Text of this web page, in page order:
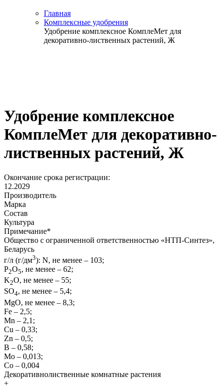
Главная
Комплексные удобрения
Удобрение комплексное КомплеМет для
декоративно-лиственных растений, Ж
Удобрение комплексное
КомплеМет для декоративно-
лиственных растений, Ж
Окончание срока регистрации:
12.2029
Производитель
Марка
Состав
Культура
Примечание*
Общество с ограниченной ответственностью «НТП-Синтез»,
Беларусь
г/л (г/дм3): N, не менее – 103;
P2O5, не менее – 62;
K2O, не менее – 55;
SО4, не менее – 5,4;
MgO, не менее – 8,3;
Fe – 2,5;
Mn – 2,1;
Cu – 0,33;
Zn – 0,5;
B – 0,58;
Mo – 0,013;
Co – 0,004
Декоративнолиственные комнатные растения
+